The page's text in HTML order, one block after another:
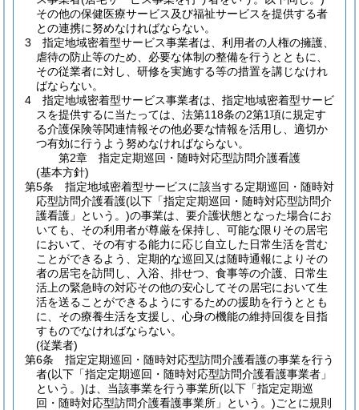
その他の保健医療サービス及び福祉サービスを提供する者
との連携に努めなければならない。
3
指定地域密着型サービス事業者は、利用者の人権の擁護、
虐待の防止等のため、必要な体制の整備を行うとともに、
その従業者に対し、研修を実施する等の措置を講じなけれ
ばならない。
4
指定地域密着型サービス事業者は、指定地域密着型サービ
スを提供するに当たっては、法第118条の2第1項に規定す
る介護保険等関連情報その他必要な情報を活用し、適切か
つ有効に行うよう努めなければならない。
第2章
指定定期巡回・随時対応型訪問介護看護
(基本方針)
第5条
指定地域密着型サービスに該当する定期巡回・随時対
応型訪問介護看護(以下「指定定期巡回・随時対応型訪問介
護看護」という。)の事業は、要介護状態となった場合にお
いても、その利用者が尊厳を保持し、可能な限りその居宅
において、その有する能力に応じ自立した日常生活を営む
ことができるよう、定期的な巡回又は随時通報によりその
者の居宅を訪問し、入浴、排せつ、食事等の介護、日常生
活上の緊急時の対応その他の安心してその居宅において生
活を送ることができるようにするための援助を行うととも
に、その療養生活を支援し、心身の機能の維持回復を目指
すものでなければならない。
(従業者)
第6条
指定定期巡回・随時対応型訪問介護看護の事業を行う
者(以下「指定定期巡回・随時対応型訪問介護看護事業者」
という。)は、当該事業を行う事業所(以下「指定定期巡
回・随時対応型訪問介護看護事業所」という。)ごとに規則